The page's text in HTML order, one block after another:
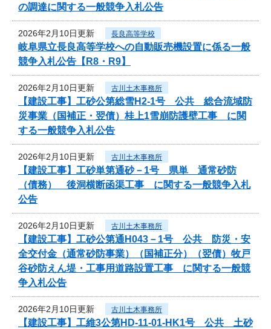
の調達に関する一般競争入札公告
2026年2月10日更新 長良高等学校
岐阜県立長良高等学校への自動販売機設置に係る一般
競争入札公告【R8・R9】
2026年2月10日更新 古川土木事務所
【建設工事】工砂公第総雪H2-1号 公共 総合流域防
災事業（国補正・翌債）桂上1雪崩防護壁工事 に関
する一般競争入札公告
2026年2月10日更新 古川土木事務所
【建設工事】工砂単第通砂－1号 県単 通常砂防
（債務） 後洞横断函渠工事 に関する一般競争入札
公告
2026年2月10日更新 古川土木事務所
【建設工事】工砂公第通H043－1号 公共 防災・安
全交付金（通常砂防事業）（国補正分）（翌債）牧戸
谷砂防えん堤・工事用道路設置工事 に関する一般競
争入札公告
2026年2月10日更新 古川土木事務所
【建設工事】工維3公第HD-11-01-HK1号 公共 土砂